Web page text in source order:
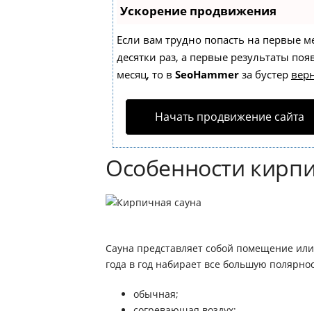
Ускорение продвижения
Если вам трудно попасть на первые
десятки раз, а первые результаты
месяц, то в SeoHammer за бустер
Начать продвижение сайта
Особенности
Сауна представляет собой помещение
года в год набирает все большую
обычная;